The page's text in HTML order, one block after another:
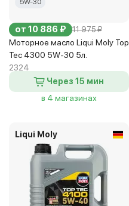
5W-30
от 10 886 ₽ 11 975 ₽
Моторное масло Liqui Moly Top
Tec 4300 5W-30 5л.
2324
Через 15 мин
в 4 магазинах
Liqui Moly